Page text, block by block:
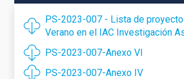
PS-2023-007 - Lista de
Verano en el IAC Investigación
PS-2023-007-Anexo VI
PS-2023-007-Anexo IV